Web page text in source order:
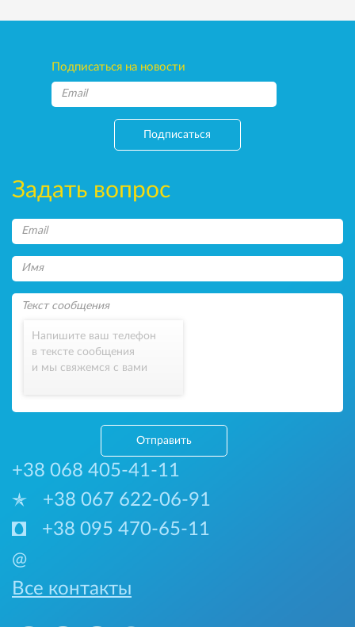
Подписаться на новости
Подписаться
Задать вопрос
Напишите ваш телефон
в тексте сообщения
и мы свяжемся с вами
Отправить
+38 068 405-41-11
+38 067 622-06-91
+38 095 470-65-11
@
Все контакты